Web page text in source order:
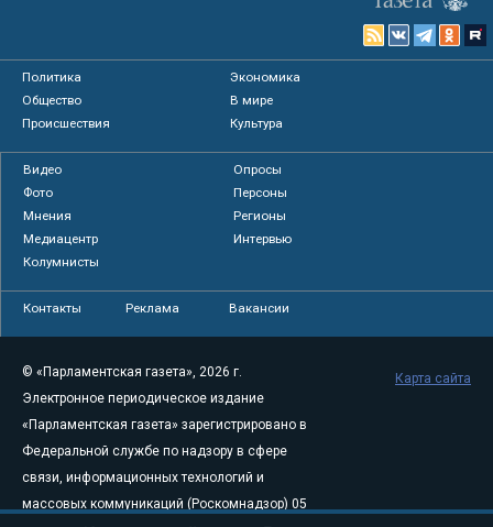
Политика
Экономика
Общество
В мире
Происшествия
Культура
Видео
Опросы
Фото
Персоны
Мнения
Регионы
Медиацентр
Интервью
Колумнисты
Контакты Реклама Вакансии
© «Парламентская газета», 2026 г.
Электронное периодическое издание
«Парламентская газета» зарегистрировано в
Федеральной службе по надзору в сфере
связи, информационных технологий и
массовых коммуникаций (Роскомнадзор) 05
Карта сайта